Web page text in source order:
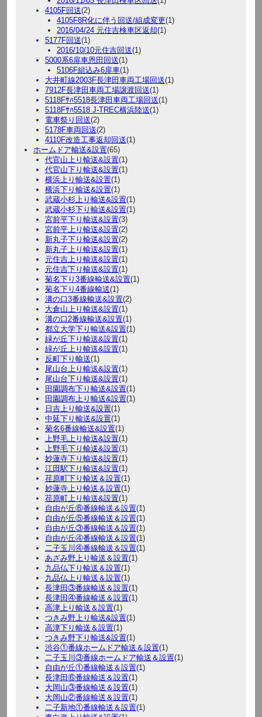
4105F回送(2)
4105F8R化に伴う回送/組成変更(1)
2016/04/24 元住吉検車区返却(1)
5177F回送(1)
2016/10/10元住吉回送(1)
5000系6扉車恩田回送(1)
5106F組込み6扉車(1)
大井町線2003F長津田車両工場回送(1)
7912F長津田車両工場譲渡回送(1)
5118Fｻﾊ5518長津田車両工場回送(1)
5118Fｻﾊ5518 J-TREC横浜陸送(1)
電車祭り回送(2)
5178F車両回送(2)
4110F改造工事返却回送(1)
ホームドア輸送&設置(65)
代官山上り輸送&設置(1)
代官山下り輸送&設置(1)
横浜上り輸送&設置(1)
横浜下り輸送&設置(1)
武蔵小杉上り輸送&設置(1)
武蔵小杉下り輸送&設置(1)
宮前平下り輸送&設置(3)
宮前平上り輸送&設置(2)
新丸子下り輸送&設置(2)
新丸子上り輸送&設置(1)
元住吉上り輸送&設置(1)
元住吉下り輸送&設置(1)
菊名下り3番線輸送&設置(1)
菊名下り4番線輸送(1)
溝の口3番線輸送&設置(2)
大倉山上り輸送&設置(1)
溝の口2番線輸送&設置(1)
都立大学下り輸送&設置(1)
緑が丘下り輸送&設置(1)
緑が丘上り輸送&設置(1)
反町下り輸送(1)
尾山台上り輸送&設置(1)
尾山台下り輸送&設置(1)
田園調布下り輸送&設置(1)
田園調布上り輸送&設置(1)
日吉上り輸送&設置(1)
中延下り輸送&設置(1)
菊名6番線輸送&設置(1)
上野毛上り輸送&設置(1)
上野毛下り輸送&設置(1)
妙蓮寺下り輸送&設置(1)
江田駅下り輸送&設置(1)
荏原町下り輸送＆設置(1)
妙蓮寺上り輸送＆設置(1)
荏原町上り輸送&設置(1)
自由が丘⑥番線輸送＆設置(1)
自由が丘⑤番線輸送＆設置(1)
自由が丘③番線輸送＆設置(1)
自由が丘④番線輸送＆設置(1)
二子玉川④番線輸送＆設置(1)
あざみ野上り輸送＆設置(1)
九品仏下り輸送＆設置(1)
九品仏上り輸送＆設置(1)
長津田③番線輸送＆設置(1)
長津田④番線輸送＆設置(1)
高津上り輸送＆設置(1)
つきみ野上り輸送&設置(1)
高津下り輸送＆設置(1)
つきみ野下り輸送&設置(1)
渋谷①番線ホームドア輸送＆設置(1)
二子玉川③番線ホームドア輸送＆設置(1)
自由が丘①番線輸送＆設置(1)
長津田⑥番線輸送＆設置(1)
大岡山③番線輸送＆設置(1)
大岡山②番線輸送＆設置(1)
二子新地①番線輸送＆設置(1)